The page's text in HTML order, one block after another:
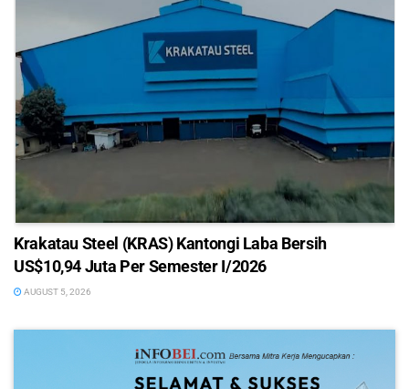
Krakatau Steel (KRAS) Kantongi Laba Bersih
US$10,94 Juta Per Semester I/2026
AUGUST 5, 2026